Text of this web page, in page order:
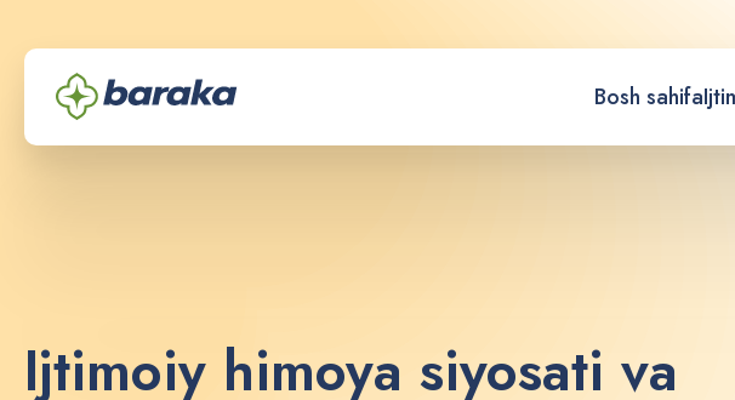
Bosh sahifa
Ijtimoiy himoya siyosati va